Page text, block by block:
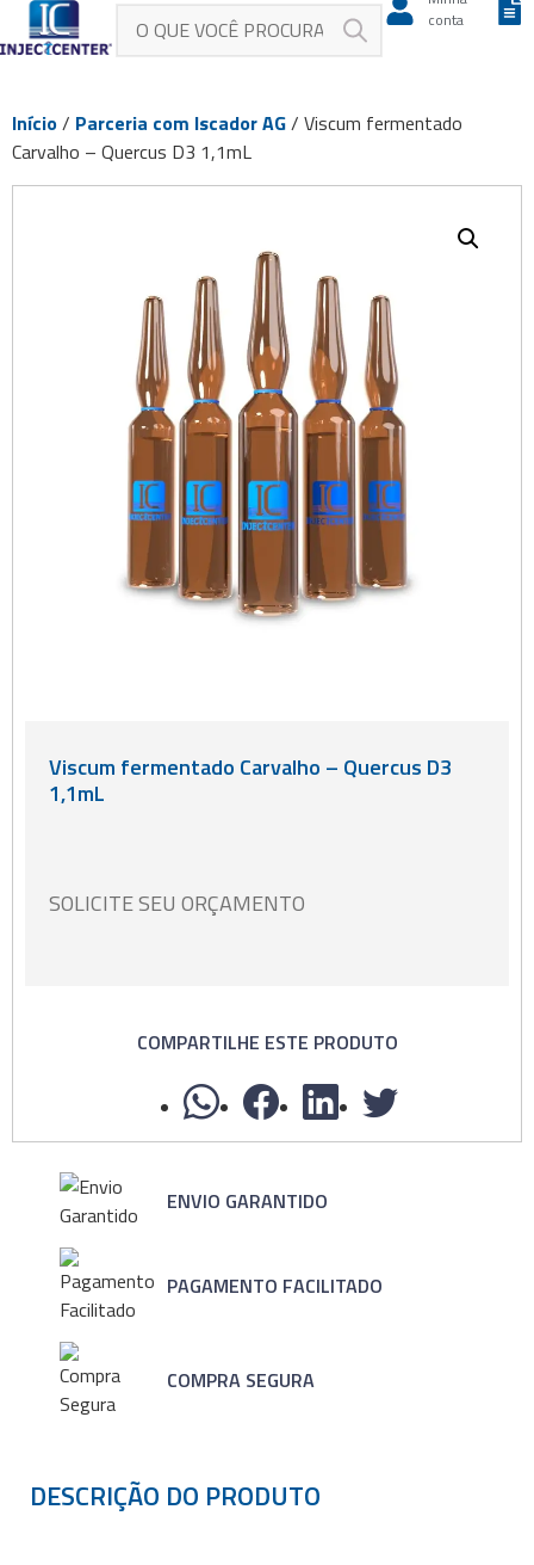
conta
Início/ Parceria com Iscador AG/ Viscum fermentado
Carvalho – Quercus D3 1,1mL
Viscum fermentado Carvalho – Quercus D3
1,1mL
SOLICITE SEU ORÇAMENTO
COMPARTILHE ESTE PRODUTO
ENVIO GARANTIDO
PAGAMENTO FACILITADO
COMPRA SEGURA
DESCRIÇÃO DO PRODUTO